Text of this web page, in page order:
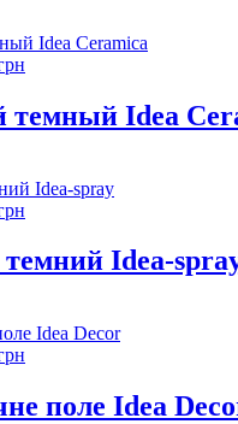
темный Idea
Idea-
поле Idea